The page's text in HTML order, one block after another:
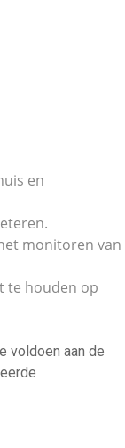
en
monitoren van
te houden op
voldoen aan de